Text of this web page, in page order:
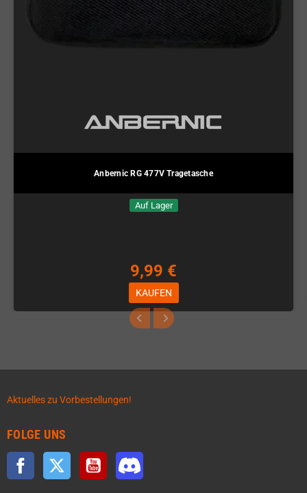
Anbernic RG 477V Tragetasche
Auf Lager
9,99 €
KAUFEN
Aktuelles zu Vorbestellungen!
FOLGE UNS
Facebook Twitter YouTube